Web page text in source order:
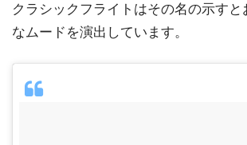
クラシックフライトはその名の示すと
なムードを演出しています。